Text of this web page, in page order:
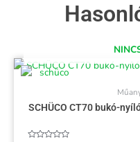
SCHÜCO CT70 bukó-